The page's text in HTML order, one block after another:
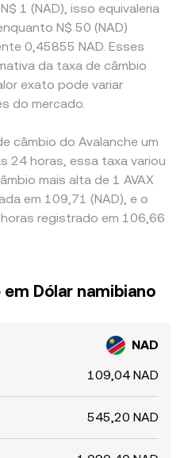
1 (NAD), isso equivaleria
N$ 50 (NAD)
0,45855 NAD. Esses
da taxa de câmbio
exato pode variar
do mercado.
câmbio do Avalanche um
24 horas, essa taxa variou
mais alta de 1 AVAX
em 109,71 (NAD), e o
registrado em 106,66
Dólar namibiano
NAD
109,04 NAD
545,20 NAD